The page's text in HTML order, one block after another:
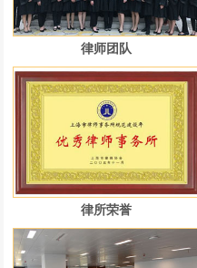
律师团队
律所荣誉